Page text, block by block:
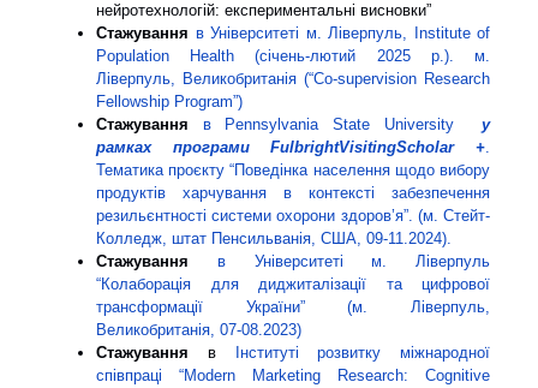
нейротехнологій: експериментальні висновки”
Стажування в Університеті м. Ліверпуль, Institute of
Population Health (січень-лютий 2025 р.). м.
Ліверпуль, Великобританія (“Co-supervision Research
Fellowship Program”)
Стажування в Pennsylvania State Universityу
рамках програмиFulbrightVisitingScholar +.
Тематика проєкту “Поведінка населення щодо вибору
продуктів харчування в контексті забезпечення
резильєнтності системи охорони здоров’я”. (м. Стейт-
Колледж, штат Пенсильванія, США, 09-11.2024).
Стажування в Університеті м. Ліверпуль
“Колаборація для диджиталізації та цифрової
трансформації України” (м. Ліверпуль,
Великобританія, 07-08.2023)
Стажування в
Інституті розвитку міжнародної
співпраці “Modern Marketing Research: Cognitive